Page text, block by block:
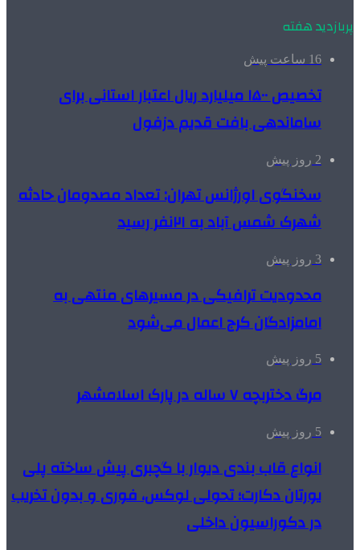
پربازدید هفته
16 ساعت پیش
تخصیص ۱۵۰۰ میلیارد ریال اعتبار استانی برای
ساماندهی بافت قدیم دزفول
2 روز پیش
سخنگوی اورژانس تهران: تعداد مصدومان حادثه
شهرک شمس آباد به ۲۱نفر رسید
3 روز پیش
محدودیت ترافیکی در مسیرهای منتهی به
امامزادگان کرج اعمال می‌شود
5 روز پیش
مرگ دختربچه ۷ ساله در پارک اسلامشهر
5 روز پیش
انواع قاب بندی دیوار با گچبری پیش ساخته پلی
یورتان دکارت؛ تحولی لوکس، فوری و بدون تخریب
در دکوراسیون داخلی